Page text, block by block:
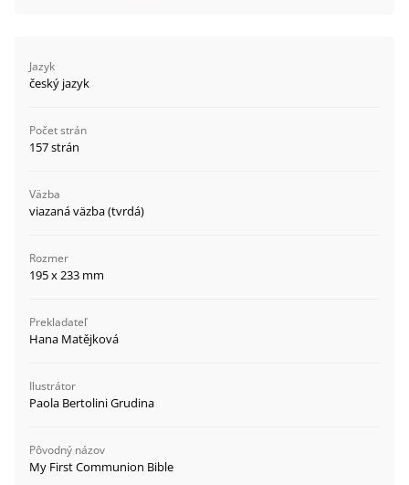
Jazyk
český jazyk
Počet strán
157 strán
Väzba
viazaná väzba (tvrdá)
Rozmer
195 x 233 mm
Prekladateľ
Hana Matějková
Ilustrátor
Paola Bertolini Grudina
Pôvodný názov
My First Communion Bible